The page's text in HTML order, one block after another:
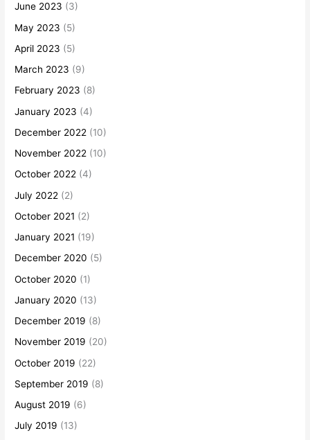
June 2023 (3)
May 2023 (5)
April 2023 (5)
March 2023 (9)
February 2023 (8)
January 2023 (4)
December 2022 (10)
November 2022 (10)
October 2022 (4)
July 2022 (2)
October 2021 (2)
January 2021 (19)
December 2020 (5)
October 2020 (1)
January 2020 (13)
December 2019 (8)
November 2019 (20)
October 2019 (22)
September 2019 (8)
August 2019 (6)
July 2019 (13)